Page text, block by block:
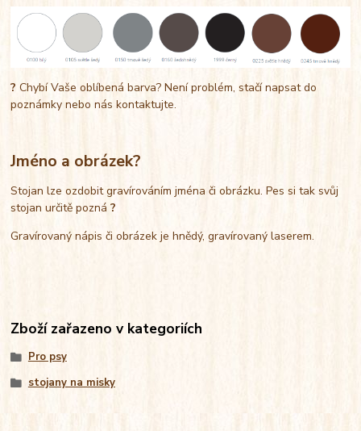
?Chybí Vaše oblíbená barva? Není problém, stačí napsat do
poznámky nebo nás kontaktujte.
Jméno a obrázek?
Stojan lze ozdobit gravírováním jména či obrázku. Pes si tak svůj
stojan určitě pozná?
Gravírovaný nápis či obrázek je hnědý, gravírovaný laserem.
Zboží zařazeno v kategoriích
Pro psy
stojany na misky